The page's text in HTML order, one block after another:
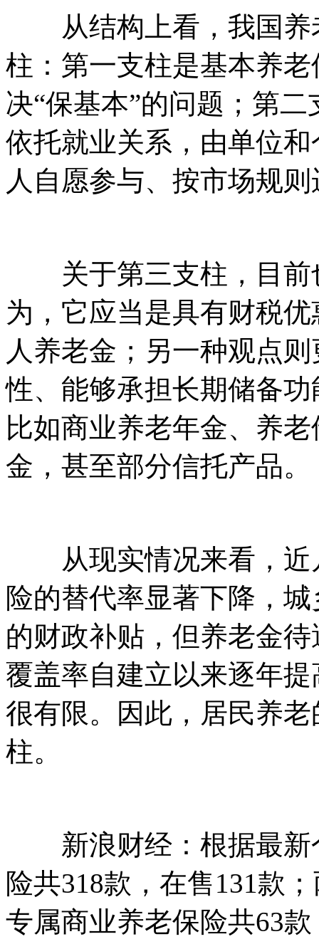
从结构上看，我国养
柱：第一支柱是基本养
决“保基本”的问题；第
依托就业关系，由单位
人自愿参与、按市场规
关于第三支柱，目前
为，它应当是具有财税
人养老金；另一种观点
性、能够承担长期储备
比如商业养老年金、养
金，甚至部分信托产品。
从现实情况来看，近
险的替代率显著下降，
的财政补贴，但养老金
覆盖率自建立以来逐年
很有限。因此，居民养
柱。
新浪财经：根据最新
险共318款，在售131款
专属商业养老保险共63